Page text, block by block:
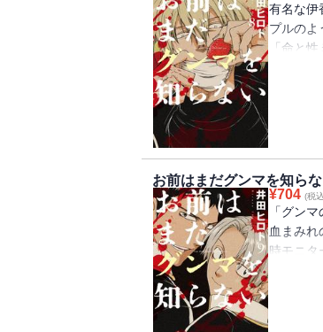
有名な伊
プルのよ
「命と
ィ、一
お前はまだグンマを知ら
¥704 (税
「グン
血まみ
時モニタ
は「ト